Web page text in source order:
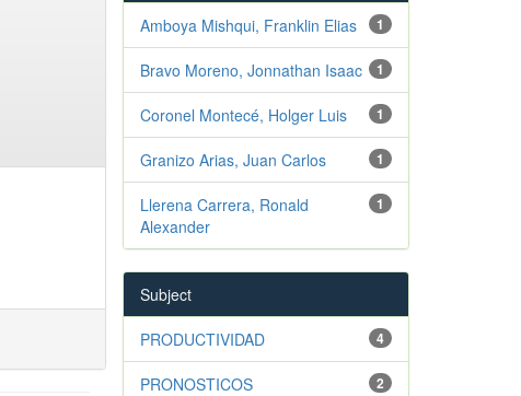
1
Amboya Mishqui, Franklin Elias
1
Bravo Moreno, Jonnathan Isaac
1
Coronel Montecé, Holger Luis
1
Granizo Arias, Juan Carlos
1
Llerena Carrera, Ronald
Alexander
Subject
4
PRODUCTIVIDAD
2
PRONOSTICOS